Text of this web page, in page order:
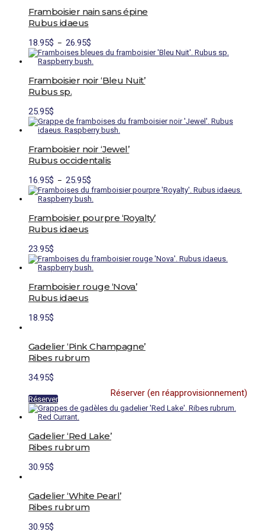
page
du
27.95$
a
plusieurs
variations.
options
peuvent
être
sur
la
page
du
produit
Framboisier nain sans épine
Rubus idaeus
18.95$ – 26.95$
de
prix :
18.95$
26.95$
produit
a
plusieurs
variations.
Les
choisies
sur
page
du
produit
Framboisier noir ‘Bleu Nuit’
Rubus sp.
25.95$
Framboisier noir ‘Jewel’
Rubus occidentalis
16.95$ – 25.95$
de
prix :
16.95$
25.95$
produit
a
plusieurs
variations.
Les
choisies
sur
page
du
Framboisier pourpre ‘Royalty’
Rubus idaeus
23.95$
Framboisier rouge ‘Nova’
Rubus idaeus
18.95$
Gadelier ‘Pink Champagne’
Ribes rubrum
34.95$
Réserver (en réapprovisionnement)
Réserver
Gadelier ‘Red Lake’
Ribes rubrum
30.95$
plusieurs
variations.
Les
Gadelier ‘White Pearl’
Ribes rubrum
30.95$